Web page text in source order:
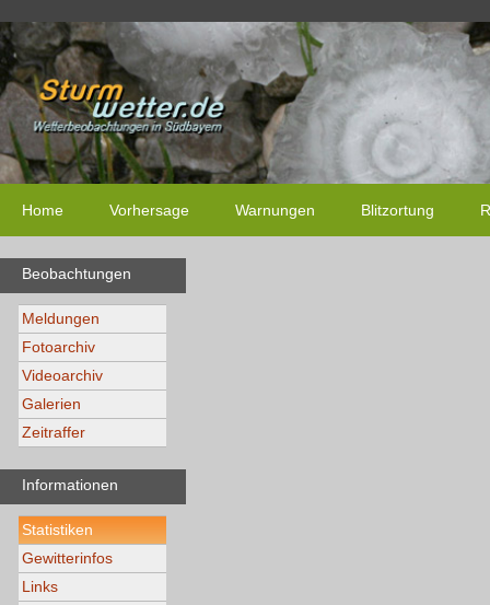
Home Vorhersage Warnungen Blitzortung
Beobachtungen
Meldungen
Fotoarchiv
Videoarchiv
Galerien
Zeitraffer
Informationen
Statistiken
Gewitterinfos
Links